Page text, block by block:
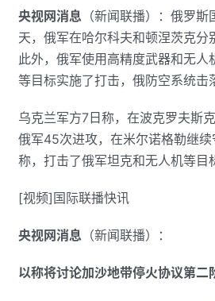
央视网消息 （新闻联播）：俄罗
天，俄军在哈尔科夫和顿涅茨克分
此外，俄军使用高精度武器和无人
等目标实施了打击，俄防空系统击
乌克兰军方7日称，在波克罗夫斯
俄军45次进攻，在米尔诺格勒继
称，打击了俄军坦克和无人机等目
[视频]国际联播快讯
央视网消息 （新闻联播）：
以称将讨论加沙地带停火协议第二